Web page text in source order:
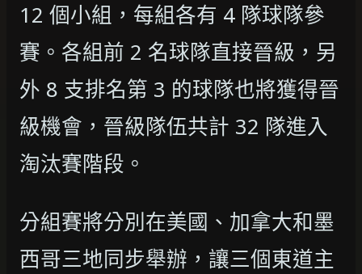
12 個小組，每組各有 4 隊球隊參
賽。各組前 2 名球隊直接晉級，另
外 8 支排名第 3 的球隊也將獲得晉
級機會，晉級隊伍共計 32 隊進入
淘汰賽階段。
分組賽將分別在美國、加拿大和墨
西哥三地同步舉辦，讓三個東道主